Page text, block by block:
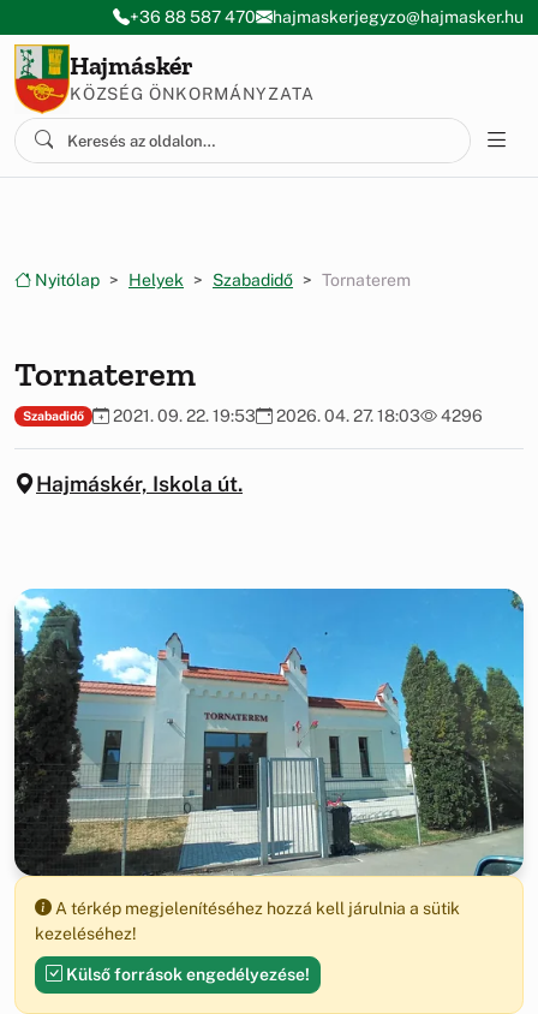
Ugrás a menüre
Ugrás a tartalomra
+36 88 587 470 hajmaskerjegyzo@hajmasker.hu
Hajmáskér
KÖZSÉG ÖNKORMÁNYZATA
Nyitólap Helyek Szabadidő Tornaterem
Tornaterem
Szabadidő 2021. 09. 22. 19:53 2026. 04. 27. 18:03 4296
Hajmáskér, Iskola út.
A térkép megjelenítéséhez hozzá kell járulnia a sütik
kezeléséhez!
Külső források engedélyezése!